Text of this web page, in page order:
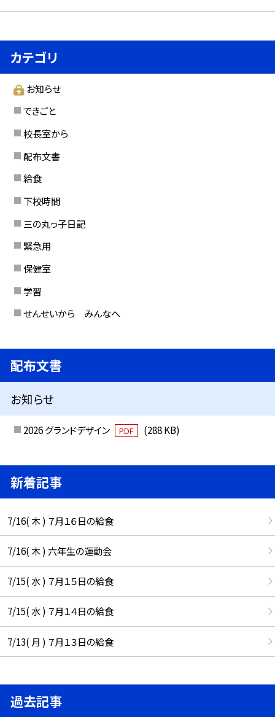
カテゴリ
お知らせ
できごと
校長室から
配布文書
給食
下校時間
三の丸っ子日記
緊急用
保健室
学習
せんせいから みんなへ
配布文書
お知らせ
2026 グランドデザイン PDF (288 KB)
新着記事
7/16( 木 ) ７月１６日の給食
7/16( 木 ) 六年生の運動会
7/15( 水 ) ７月１５日の給食
7/15( 水 ) ７月１４日の給食
7/13( 月 ) ７月１３日の給食
過去記事